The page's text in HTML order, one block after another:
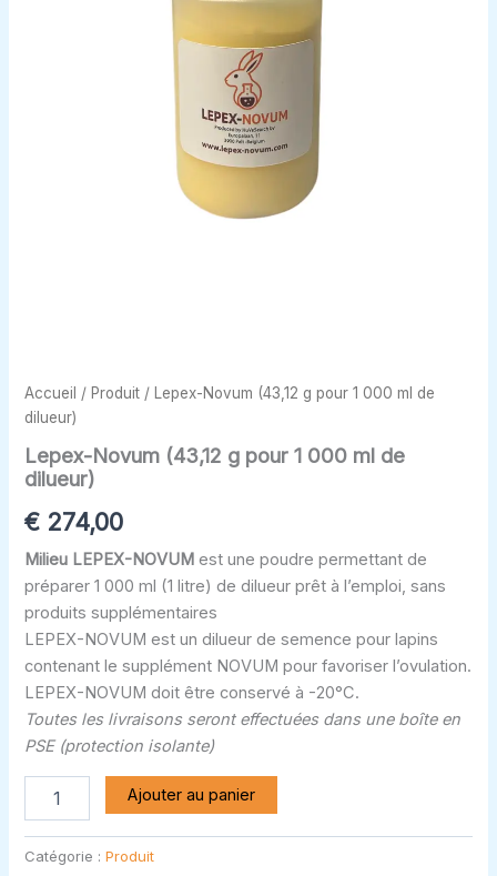
Accueil / Produit / Lepex-Novum (43,12 g pour 1 000 ml de
dilueur)
Lepex-Novum (43,12 g pour 1 000 ml de
dilueur)
€ 274,00
Milieu LEPEX-NOVUM est une poudre permettant de
préparer 1 000 ml (1 litre) de dilueur prêt à l’emploi, sans
produits supplémentaires
LEPEX-NOVUM est un dilueur de semence pour lapins
contenant le supplément NOVUM pour favoriser l’ovulation.
LEPEX-NOVUM doit être conservé à -20°C.
Toutes les livraisons seront effectuées dans une boîte en
PSE (protection isolante)
Ajouter au panier
Catégorie :Produit